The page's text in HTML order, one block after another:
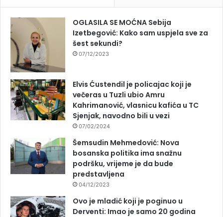
OGLASILA SE MOĆNA Sebija
Izetbegović: Kako sam uspjela sve za
šest sekundi?
07/12/2023
Elvis Ćustendil je policajac koji je
večeras u Tuzli ubio Amru
Kahrimanović, vlasnicu kafića u TC
Sjenjak, navodno bili u vezi
07/02/2024
Šemsudin Mehmedović: Nova
bosanska politika ima snažnu
podršku, vrijeme je da bude
predstavljena
04/12/2023
Ovo je mladić koji je poginuo u
Derventi: Imao je samo 20 godina